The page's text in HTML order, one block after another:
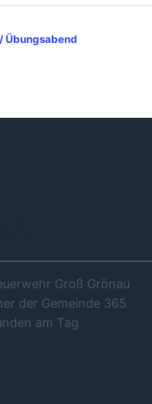
Übungsabend
Groß Grönau
der Gemeinde 365
am Tag